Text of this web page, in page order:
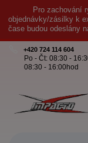
Pro zachování
objednávky/zásilky k
čase budou odeslány
+420 724 114 604
Po - Čt: 08:30 -
08:30 - 16:00hod